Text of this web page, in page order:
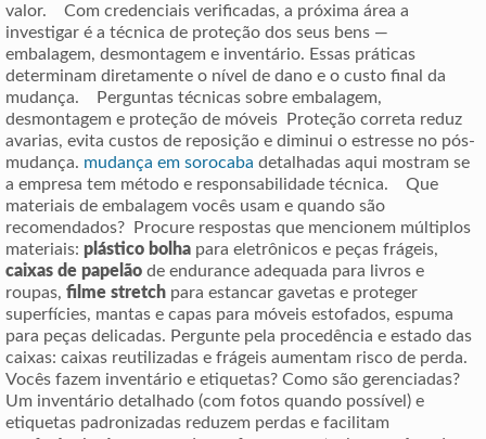
valor. Com credenciais verificadas, a próxima área a
investigar é a técnica de proteção dos seus bens —
embalagem, desmontagem e inventário. Essas práticas
determinam diretamente o nível de dano e o custo final da
mudança. Perguntas técnicas sobre embalagem,
desmontagem e proteção de móveis Proteção correta reduz
avarias, evita custos de reposição e diminui o estresse no pós-
mudança. mudança em sorocaba detalhadas aqui mostram se
a empresa tem método e responsabilidade técnica. Que
materiais de embalagem vocês usam e quando são
recomendados? Procure respostas que mencionem múltiplos
materiais: plástico bolha para eletrônicos e peças frágeis,
caixas de papelão de endurance adequada para livros e
roupas, filme stretch para estancar gavetas e proteger
superfícies, mantas e capas para móveis estofados, espuma
para peças delicadas. Pergunte pela procedência e estado das
caixas: caixas reutilizadas e frágeis aumentam risco de perda.
Vocês fazem inventário e etiquetas? Como são gerenciadas?
Um inventário detalhado (com fotos quando possível) e
etiquetas padronizadas reduzem perdas e facilitam